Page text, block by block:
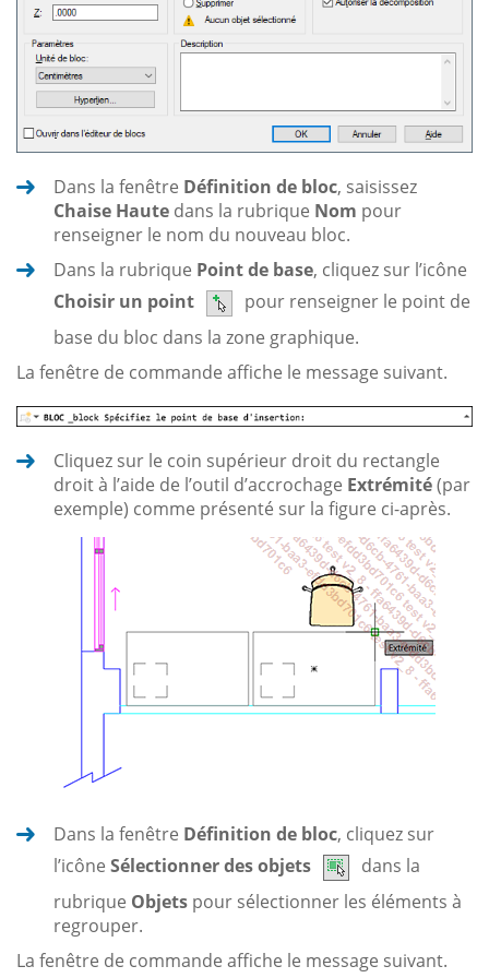
Dans la fenêtre Définition de bloc, saisissez
Chaise Haute dans la rubrique Nom pour
renseigner le nom du nouveau bloc.
Dans la rubrique Point de base, cliquez sur l’icône
Choisir un point
pour renseigner le point de
base du bloc dans la zone graphique.
La fenêtre de commande affiche le message suivant.
Cliquez sur le coin supérieur droit du rectangle
droit à l’aide de l’outil d’accrochage Extrémité(par
exemple) comme présenté sur la figure ci-après.
Dans la fenêtre Définition de bloc, cliquez sur
l’icône Sélectionner des objets
dans la
rubrique Objets pour sélectionner les éléments à
regrouper.
La fenêtre de commande affiche le message suivant.